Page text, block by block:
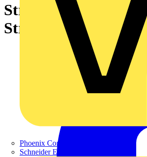
Phoenix Contact
Schneider Electric
Stromwandler,
Stromwandler